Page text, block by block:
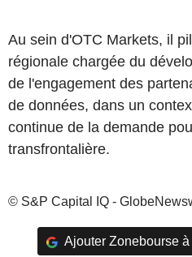
Au sein d'OTC Markets, il
régionale chargée du
de l'engagement des
de données, dans un
continue de la demande
transfrontalière.
© S&P Capital IQ -
Ajouter Zonebourse